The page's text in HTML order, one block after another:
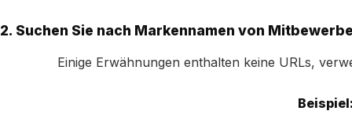
2. Suchen Sie nach Markennamen von
Einige Erwähnungen enthalten keine URLs,